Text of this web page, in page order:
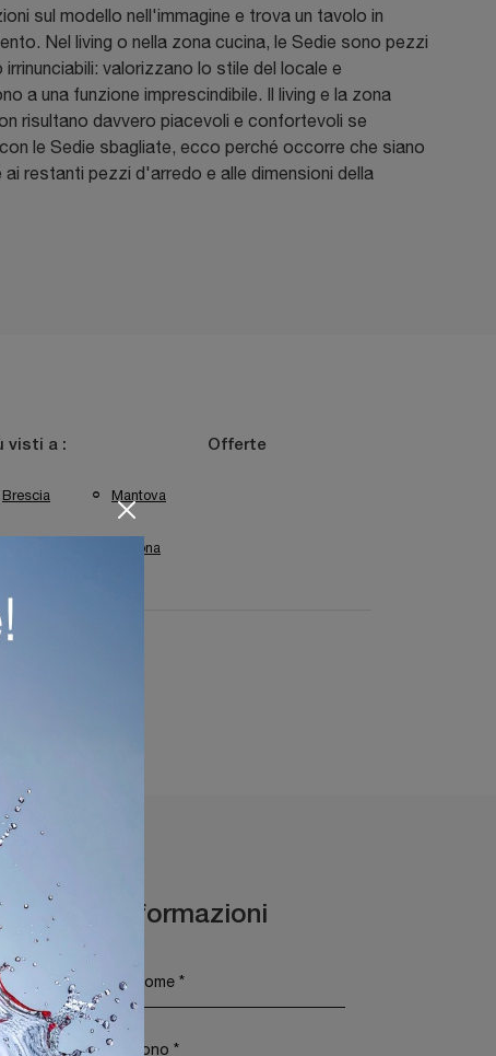
sul modello nell'immagine e trova un tavolo in
Nel living o nella zona cucina, le Sedie sono pezzi
irrinunciabili: valorizzano lo stile del locale e
a una funzione imprescindibile. Il living e la zona
risultano davvero piacevoli e confortevoli se
le Sedie sbagliate, ecco perché occorre che siano
ai restanti pezzi d'arredo e alle dimensioni della
visti a :
Brescia Mantova
Verona
Offerte
Cucine Sirmione
Informazioni